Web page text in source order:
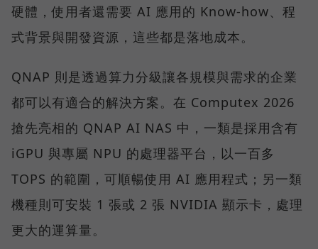
硬體，使用者還需要 AI 應用的 Know-how、程
式背景與開發資源，這些都是落地成本。
QNAP 則是透過算力分級讓各規模與需求的企業
都可以有適合的解決方案。在 Computex 2026
搶先亮相的 QNAP AI NAS 中，一類是採用含有
iGPU 與專屬 NPU 的處理器平台，以一百多
TOPS 的範圍，可順暢使用 AI 應用程式；另一類
機種則可安裝 1 張或 2 張 NVIDIA 顯示卡，處理
更大的運算量。